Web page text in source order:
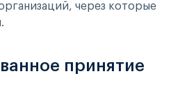
через которые
принятие